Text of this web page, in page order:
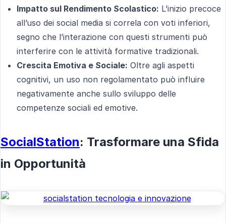
Impatto sul Rendimento Scolastico: L’inizio precoce
all’uso dei social media si correla con voti inferiori,
segno che l’interazione con questi strumenti può
interferire con le attività formative tradizionali.
Crescita Emotiva e Sociale: Oltre agli aspetti
cognitivi, un uso non regolamentato può influire
negativamente anche sullo sviluppo delle
competenze sociali ed emotive.
SocialStation: Trasformare una Sfida
in Opportunità